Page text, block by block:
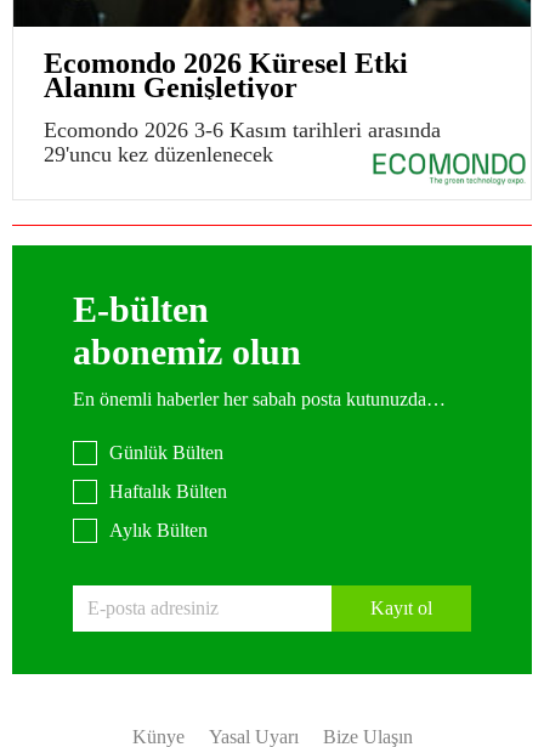
Ecomondo 2026 Küresel Etki
Alanını Genişletiyor
Ecomondo 2026 3-6 Kasım tarihleri arasında
29'uncu kez düzenlenecek
E-bülten
abonemiz olun
En önemli haberler her sabah posta kutunuzda…
Günlük Bülten
Haftalık Bülten
Aylık Bülten
Kayıt ol
Künye Yasal Uyarı Bize Ulaşın